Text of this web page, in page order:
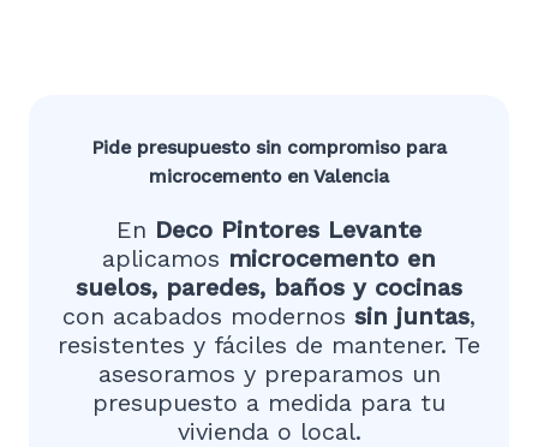
Pide presupuesto sin compromiso para
microcemento en Valencia
En Deco Pintores Levante
aplicamos microcemento en
suelos, paredes, baños y cocinas
con acabados modernos sin juntas,
resistentes y fáciles de mantener. Te
asesoramos y preparamos un
presupuesto a medida para tu
vivienda o local.